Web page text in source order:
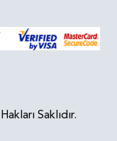
Saklıdır.